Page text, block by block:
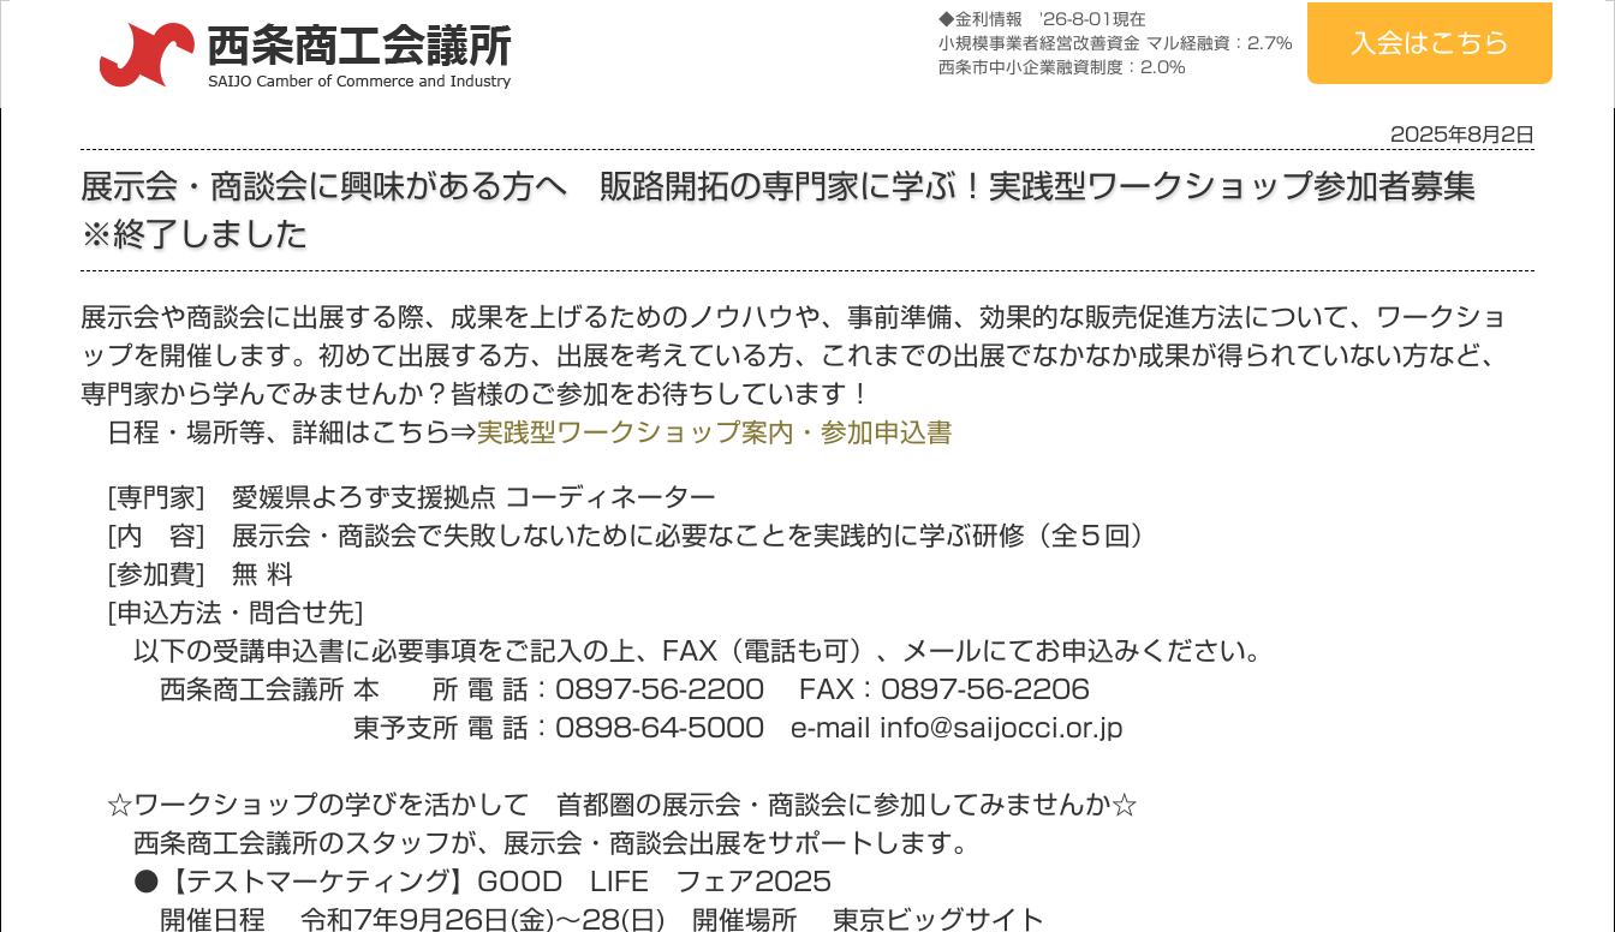
◆金利情報 '26-8-01現在
小規模事業者経営改善資金 マル経融資：2.7％
西条市中小企業融資制度：2.0％
入会はこちら
2025年8月2日
展示会・商談会に興味がある方へ 販路開拓の専門家に学ぶ！実践型ワークショップ参加者募集
※終了しました
展示会や商談会に出展する際、成果を上げるためのノウハウや、事前準備、効果的な販売促進方法について、ワークショ
ップを開催します。初めて出展する方、出展を考えている方、これまでの出展でなかなか成果が得られていない方など、
専門家から学んでみませんか？皆様のご参加をお待ちしています！
日程・場所等、詳細はこちら⇒実践型ワークショップ案内・参加申込書
[専門家] 愛媛県よろず支援拠点 コーディネーター
[内 容] 展示会・商談会で失敗しないために必要なことを実践的に学ぶ研修（全５回）
[参加費] 無 料
[申込方法・問合せ先]
以下の受講申込書に必要事項をご記入の上、FAX（電話も可）、メールにてお申込みください。
西条商工会議所 本 所 電 話：0897-56-2200 FAX：0897-56-2206
東予支所 電 話：0898-64-5000 e-mail info@saijocci.or.jp
☆ワークショップの学びを活かして 首都圏の展示会・商談会に参加してみませんか☆
西条商工会議所のスタッフが、展示会・商談会出展をサポートします。
●【テストマーケティング】GOOD LIFE フェア2025
開催日程 令和7年9月26日(金)～28(日) 開催場所 東京ビッグサイト